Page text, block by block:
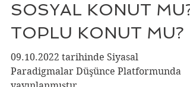
10 Eki 2022
4 dakikada okunur
SOSYAL KONUT MU?
TOPLU KONUT MU?
09.10.2022 tarihinde Siyasal